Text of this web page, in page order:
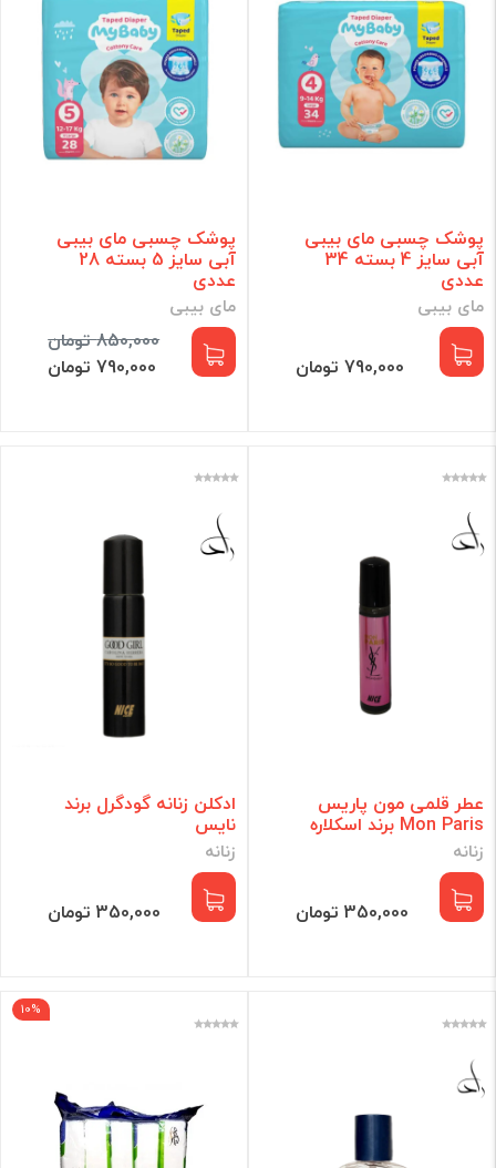
پوشک چسبی مای بیبی
آبی سایز 4 بسته 34
عددی
مای بیبی
790,000 تومان
پوشک چسبی مای بیبی
آبی سایز 5 بسته 28
عددی
مای بیبی
850,000 تومان
790,000 تومان
عطر قلمی مون پاریس
Mon Paris برند اسکلاره
زنانه
350,000 تومان
ادکلن زنانه گودگرل برند
نایس
زنانه
350,000 تومان
10%